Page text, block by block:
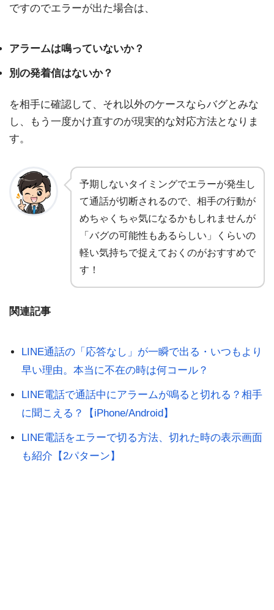
ですのでエラーが出た場合は、
アラームは鳴っていないか？
別の発着信はないか？
を相手に確認して、それ以外のケースならバグとみな
し、もう一度かけ直すのが現実的な対応方法となりま
す。
予期しないタイミングでエラーが発生し
て通話が切断されるので、相手の行動が
めちゃくちゃ気になるかもしれませんが
「バグの可能性もあるらしい」くらいの
軽い気持ちで捉えておくのがおすすめで
す！
関連記事
LINE通話の「応答なし」が一瞬で出る・いつもより
早い理由。本当に不在の時は何コール？
LINE電話で通話中にアラームが鳴ると切れる？相手
に聞こえる？【iPhone/Android】
LINE電話をエラーで切る方法、切れた時の表示画面
も紹介【2パターン】